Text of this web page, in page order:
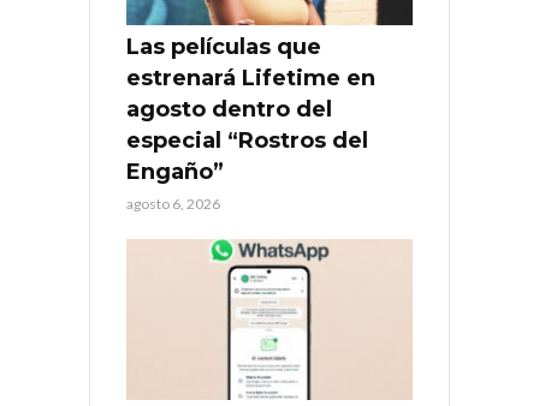
Las películas que
estrenará Lifetime en
agosto dentro del
especial “Rostros del
Engaño”
agosto 6, 2026